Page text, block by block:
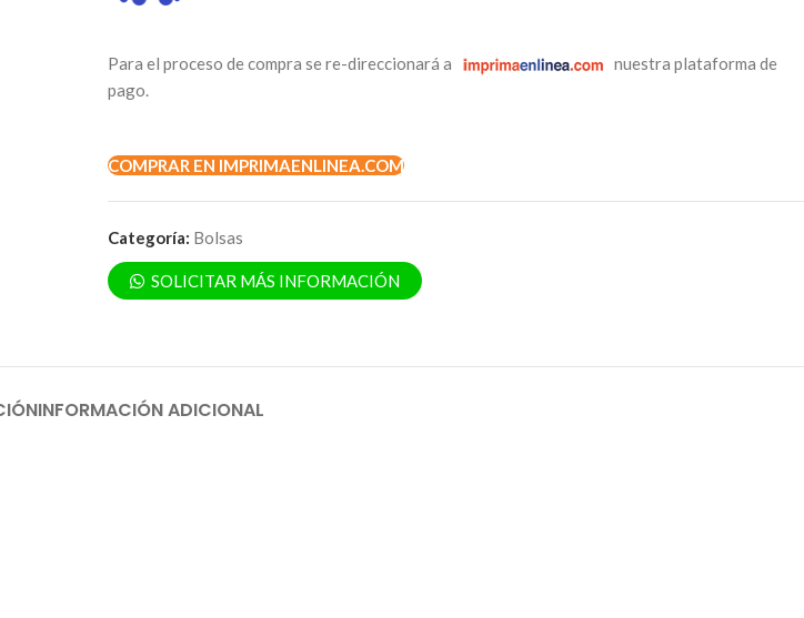
Para el proceso de compra se re-direccionará a
nuestra plataforma de
pago.
COMPRAR EN IMPRIMAENLINEA.COM
Categoría: Bolsas
SOLICITAR MÁS INFORMACIÓN
INFORMACIÓN ADICIONAL